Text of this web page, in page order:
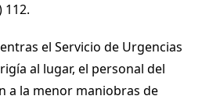
112.
el Servicio de Urgencias
al lugar, el personal del
a la menor maniobras de